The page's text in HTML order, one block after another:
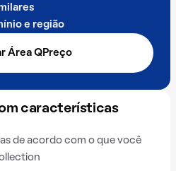
e região
Área QPreço
características
de acordo com o que você